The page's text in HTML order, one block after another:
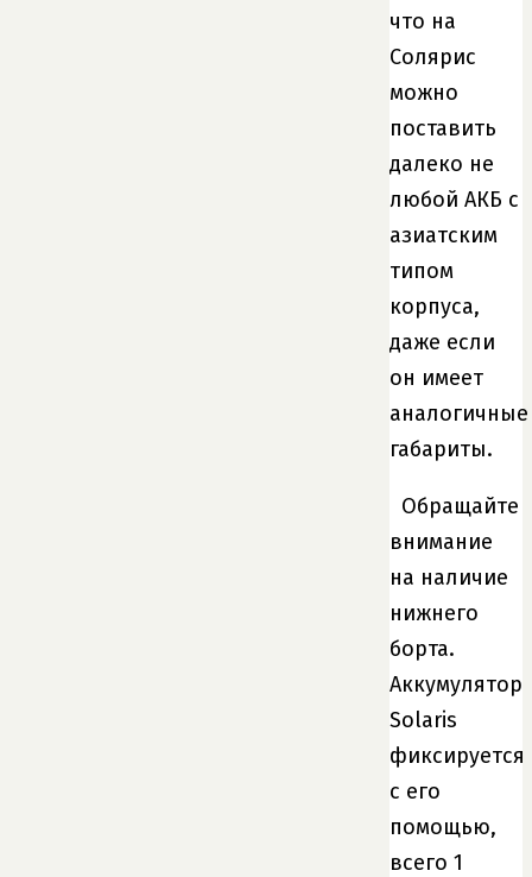
что на
Солярис
можно
поставить
далеко не
любой АКБ с
азиатским
типом
корпуса,
даже если
он имеет
аналогичные
габариты.
Обращайте
внимание
на наличие
нижнего
борта.
Аккумулятор
Solaris
фиксируется
с его
помощью,
всего 1